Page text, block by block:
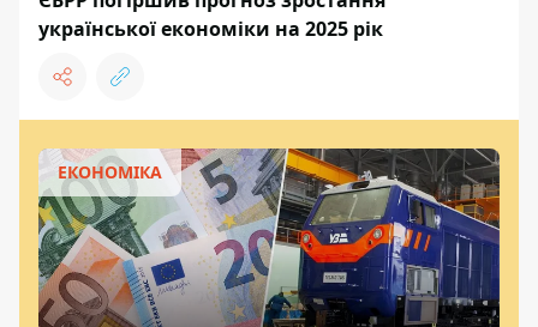
української економіки на 2025 рік
ЕКОНОМІКА